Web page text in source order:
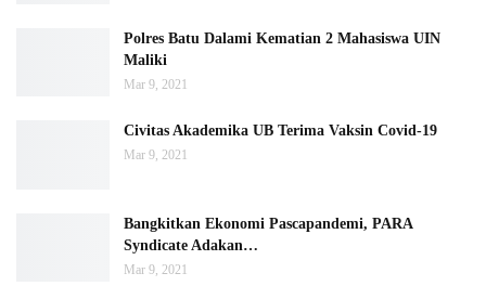
Polres Batu Dalami Kematian 2 Mahasiswa UIN
Maliki
Mar 9, 2021
Civitas Akademika UB Terima Vaksin Covid-19
Mar 9, 2021
Bangkitkan Ekonomi Pascapandemi, PARA
Syndicate Adakan…
Mar 9, 2021